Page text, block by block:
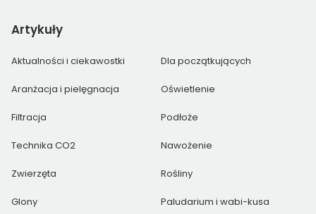
Artykuły
Aktualności i ciekawostki Dla początkujących
Aranżacja i pielęgnacja Oświetlenie
Filtracja Podłoże
Technika CO2 Nawożenie
Zwierzęta Rośliny
Glony Paludarium i wabi-kusa